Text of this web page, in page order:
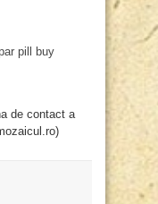
pill
buy
de contact a